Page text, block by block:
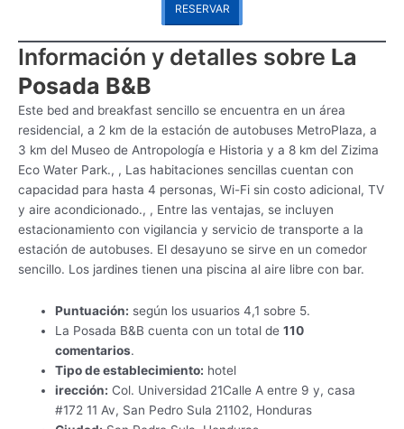
RESERVAR
Información y detalles sobre La
Posada B&B
Este bed and breakfast sencillo se encuentra en un área
residencial, a 2 km de la estación de autobuses MetroPlaza, a
3 km del Museo de Antropología e Historia y a 8 km del Zizima
Eco Water Park., , Las habitaciones sencillas cuentan con
capacidad para hasta 4 personas, Wi-Fi sin costo adicional, TV
y aire acondicionado., , Entre las ventajas, se incluyen
estacionamiento con vigilancia y servicio de transporte a la
estación de autobuses. El desayuno se sirve en un comedor
sencillo. Los jardines tienen una piscina al aire libre con bar.
Puntuación: según los usuarios 4,1 sobre 5.
La Posada B&B cuenta con un total de110
comentarios.
Tipo de establecimiento: hotel
irección: Col. Universidad 21Calle A entre 9 y, casa
#172 11 Av, San Pedro Sula 21102, Honduras